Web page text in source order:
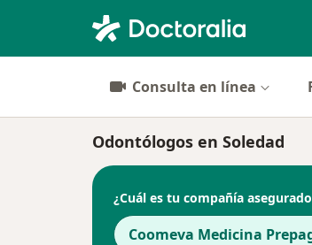
Consulta en línea
Odontólogos en Soledad
¿Cuál es tu compañía
Coomeva Medicina